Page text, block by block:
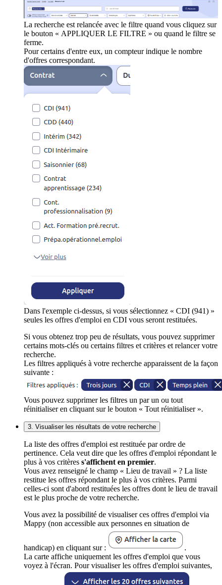
La recherche est relancée avec le filtre quand vous cliquez sur
le bouton « APPLIQUER LE FILTRE » ou quand le filtre se
ferme.
Pour certains d'entre eux, un compteur indique le nombre
d'offres correspondant.
Dans l'exemple ci-dessus, si vous sélectionnez « CDI (941) »
seules les offres d'emploi en CDI vous seront restituées.
Si vous obtenez trop peu de résultats, vous pouvez supprimer
certains mots-clés ou certains filtres et critères et relancer votre
recherche.
Les filtres appliqués à votre recherche apparaissent de la façon
suivante :
Vous pouvez supprimer les filtres un par un ou tout
réinitialiser en cliquant sur le bouton « Tout réinitialiser ».
3. Visualiser les résultats de votre recherche
La liste des offres d'emploi est restituée par ordre de
pertinence. Cela veut dire que les offres d'emploi répondant le
plus à vos critères s'affichent en premier.
Vous avez renseigné le champ « Lieu de travail » ? La liste
restitue les offres répondant le plus à vos critères. Parmi
celles-ci sont d'abord restituées les offres dont le lieu de travail
est le plus proche de votre recherche.
Vous avez la possibilité de visualiser ces offres d'emploi via
Mappy (non accessible aux personnes en situation de
handicap) en cliquant sur :
.
La carte affiche uniquement les offres d'emploi que vous
voyez à l'écran. Pour visualiser les offres d'emploi suivantes,